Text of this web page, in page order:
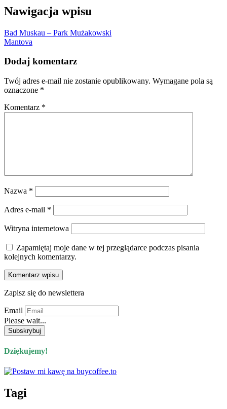
Nawigacja wpisu
Bad Muskau – Park Mużakowski
Mantova
Dodaj komentarz
Twój adres e-mail nie zostanie opublikowany. Wymagane pola są
oznaczone *
Komentarz *
Nazwa *
Adres e-mail *
Witryna internetowa
Zapamiętaj moje dane w tej przeglądarce podczas pisania
kolejnych komentarzy.
Zapisz się do newslettera
Email
Please wait...
Dziękujemy!
Tagi